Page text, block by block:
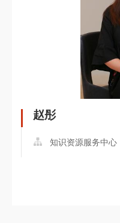
赵彤
知识资源服务中心